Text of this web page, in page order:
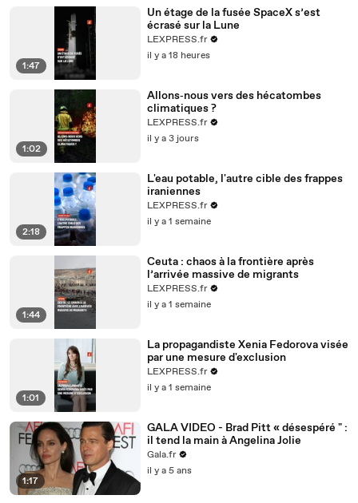
1:47
Un étage de la fusée SpaceX s’est
écrasé sur la Lune
LEXPRESS.fr
il y a 18 heures
1:02
Allons‑nous vers des hécatombes
climatiques ?
LEXPRESS.fr
il y a 3 jours
2:18
L'eau potable, l'autre cible des frappes
iraniennes
LEXPRESS.fr
il y a 1 semaine
1:44
Ceuta : chaos à la frontière après
l’arrivée massive de migrants
LEXPRESS.fr
il y a 1 semaine
1:01
La propagandiste Xenia Fedorova visée
par une mesure d'exclusion
LEXPRESS.fr
il y a 1 semaine
1:17
GALA VIDEO - Brad Pitt « désespéré " :
il tend la main à Angelina Jolie
Gala.fr
il y a 5 ans